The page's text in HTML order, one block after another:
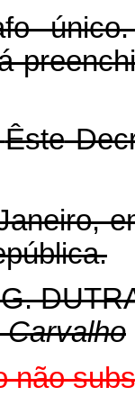
Êste
Carvalho
não